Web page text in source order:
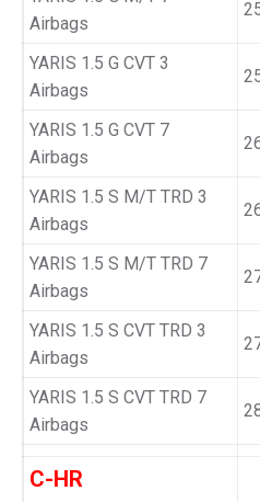
Airbags
YARIS 1.5 G CVT 3
Airbags
YARIS 1.5 G CVT 7
Airbags
YARIS 1.5 S M/T TRD 3
Airbags
YARIS 1.5 S M/T TRD 7
Airbags
YARIS 1.5 S CVT TRD 3
Airbags
YARIS 1.5 S CVT TRD 7
Airbags
C-HR